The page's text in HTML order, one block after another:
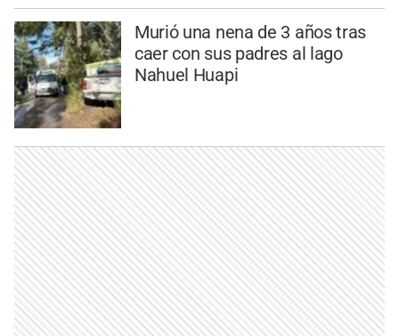
Murió una nena de 3 años tras
caer con sus padres al lago
Nahuel Huapi